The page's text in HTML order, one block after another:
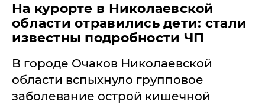
На курорте в Николаевской
области отравились дети: стали
известны подробности ЧП
В городе Очаков Николаевской
области вспыхнуло групповое
заболевание острой кишечной